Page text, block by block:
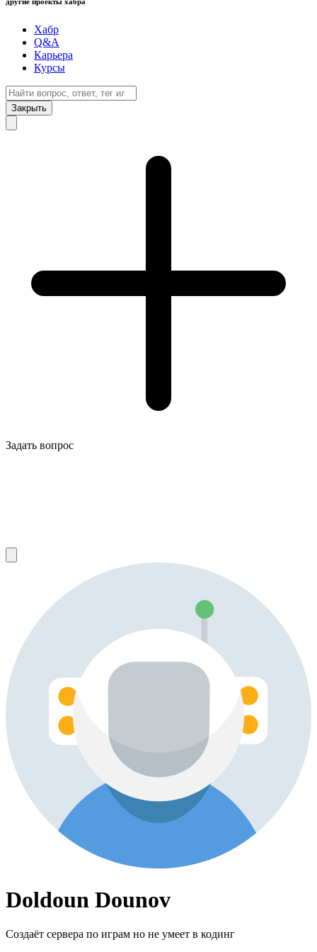
Хабр
Q&A
Карьера
Курсы
Закрыть
Задать вопрос
Doldoun Dounov
Создаёт сервера по играм но не умеет в кодинг